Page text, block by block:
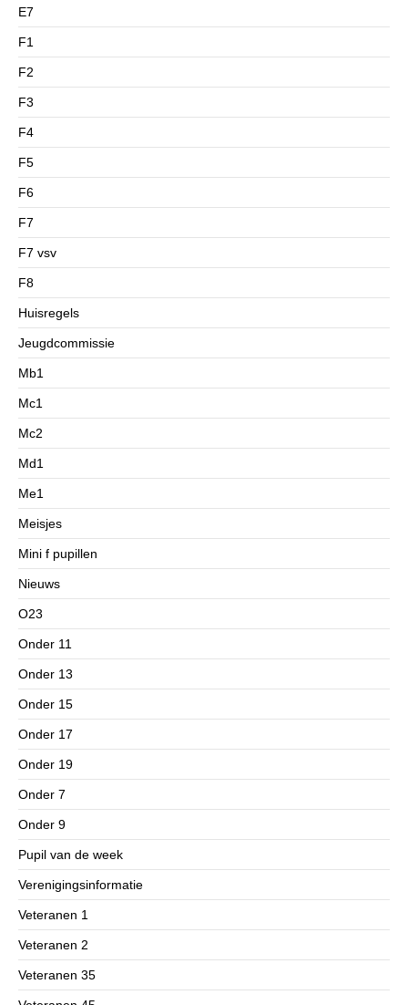
E7
F1
F2
F3
F4
F5
F6
F7
F7 vsv
F8
Huisregels
Jeugdcommissie
Mb1
Mc1
Mc2
Md1
Me1
Meisjes
Mini f pupillen
Nieuws
O23
Onder 11
Onder 13
Onder 15
Onder 17
Onder 19
Onder 7
Onder 9
Pupil van de week
Verenigingsinformatie
Veteranen 1
Veteranen 2
Veteranen 35